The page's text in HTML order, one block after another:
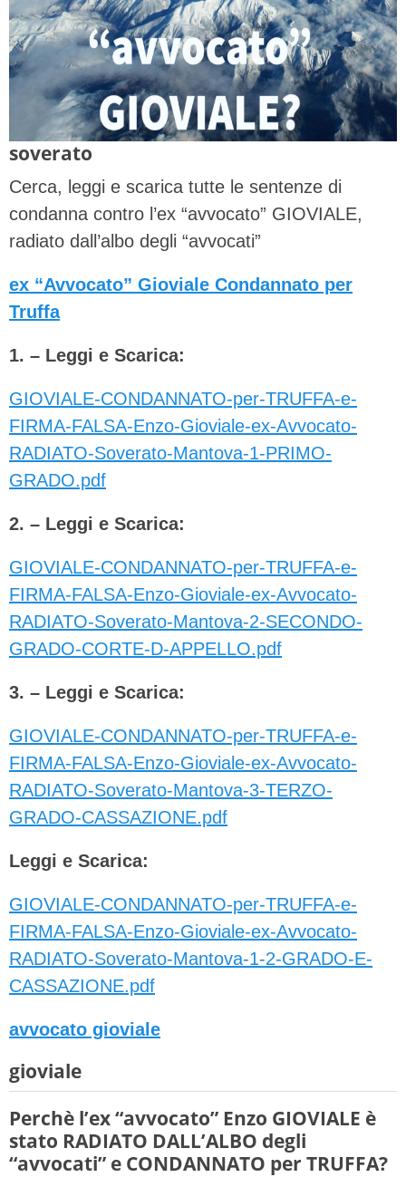
soverato
Cerca, leggi e scarica tutte le sentenze di
condanna contro l’ex “avvocato” GIOVIALE,
radiato dall’albo degli “avvocati”
ex “Avvocato” Gioviale Condannato per
Truffa
1. – Leggi e Scarica:
GIOVIALE-CONDANNATO-per-TRUFFA-e-
FIRMA-FALSA-Enzo-Gioviale-ex-Avvocato-
RADIATO-Soverato-Mantova-1-PRIMO-
GRADO.pdf
2. – Leggi e Scarica:
GIOVIALE-CONDANNATO-per-TRUFFA-e-
FIRMA-FALSA-Enzo-Gioviale-ex-Avvocato-
RADIATO-Soverato-Mantova-2-SECONDO-
GRADO-CORTE-D-APPELLO.pdf
3. – Leggi e Scarica:
GIOVIALE-CONDANNATO-per-TRUFFA-e-
FIRMA-FALSA-Enzo-Gioviale-ex-Avvocato-
RADIATO-Soverato-Mantova-3-TERZO-
GRADO-CASSAZIONE.pdf
Leggi e Scarica:
GIOVIALE-CONDANNATO-per-TRUFFA-e-
FIRMA-FALSA-Enzo-Gioviale-ex-Avvocato-
RADIATO-Soverato-Mantova-1-2-GRADO-E-
CASSAZIONE.pdf
avvocato gioviale
gioviale
Perchè l’ex “avvocato” Enzo GIOVIALE è
stato RADIATO DALL’ALBO degli
“avvocati” e CONDANNATO per TRUFFA?